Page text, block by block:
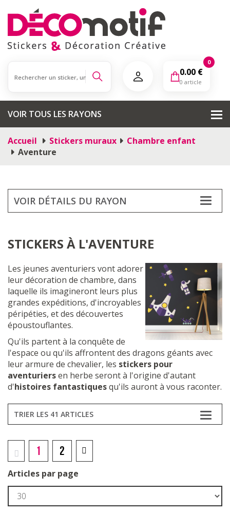
0
0.00 €
0 article
VOIR TOUS LES RAYONS
Accueil Stickers muraux
Chambre enfant
Aventure
VOIR DÉTAILS DU RAYON
STICKERS À L'AVENTURE
Les jeunes aventuriers vont adorer
leur décoration de chambre, dans
laquelle ils imagineront leurs plus
grandes expéditions, d'incroyables
péripéties, et des découvertes
époustouflantes.
Qu'ils partent à la conquête de
l'espace ou qu'ils affrontent des dragons géants avec
leur armure de chevalier, les stickers pour
aventuriersen herbe seront à l'origine d'autant
d'histoires fantastiquesqu'ils auront à vous raconter.
TRIER LES 41 ARTICLES
1 2
Articles par page